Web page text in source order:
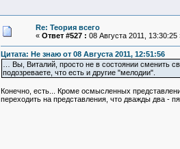
Re: Теория всего
« Ответ #527 : 08 Августа 2011, 13:30:25
Цитата: Не знаю от 08 Августа 2011, 12:51:56
… Вы, Виталий, просто не в состоянии сменить
подозреваете, что есть и другие "мелодии".
Конечно, есть... Кроме осмысленных
переходить на представления, что дважды два -